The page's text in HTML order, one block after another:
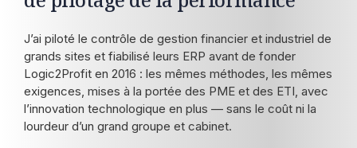
J’ai piloté le contrôle de gestion financier et industriel de
grands sites et fiabilisé leurs ERP avant de fonder
Logic2Profit en 2016 : les mêmes méthodes, les mêmes
exigences, mises à la portée des PME et des ETI, avec
l’innovation technologique en plus — sans le coût ni la
lourdeur d’un grand groupe et cabinet.